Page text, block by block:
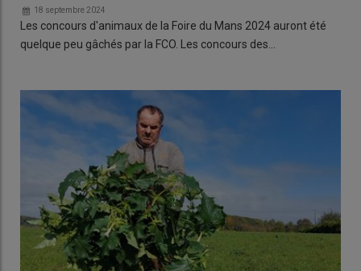
18 septembre 2024
Les concours d'animaux de la Foire du Mans 2024 auront été
quelque peu gâchés par la FCO. Les concours des…